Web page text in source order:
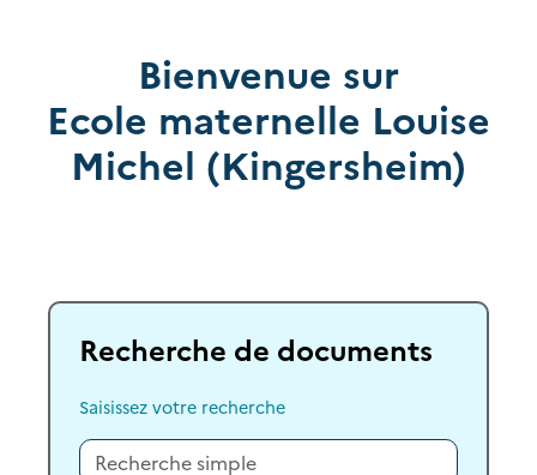
Bienvenue sur
Ecole maternelle Louise
Michel (Kingersheim)
Recherche de documents
Saisissez votre recherche